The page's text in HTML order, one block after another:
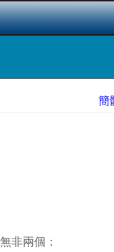
簡
非兩個：